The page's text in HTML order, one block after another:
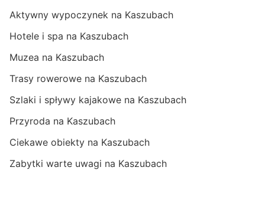
Aktywny wypoczynek na Kaszubach
Hotele i spa na Kaszubach
Muzea na Kaszubach
Trasy rowerowe na Kaszubach
Szlaki i spływy kajakowe na Kaszubach
Przyroda na Kaszubach
Ciekawe obiekty na Kaszubach
Zabytki warte uwagi na Kaszubach